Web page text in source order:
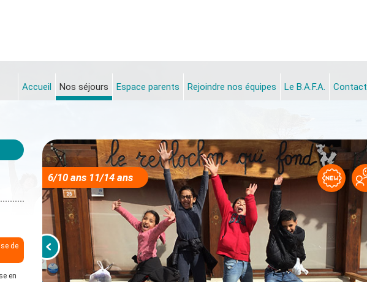
Accueil Nos séjours Espace parents Rejoindre nos équipes Le B.A.F.A. Contact
de
en
6/10 ans 11/14 ans